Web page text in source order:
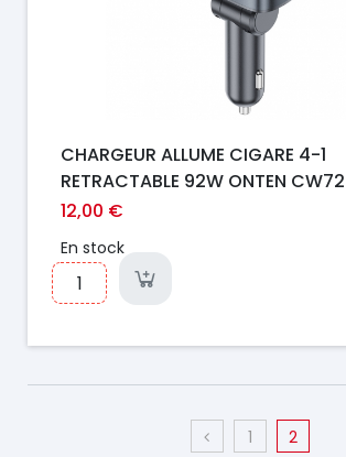
CHARGEUR ALLUME CIGARE 4-1
RETRACTABLE 92W ONTEN CW72
12,00 €
En stock
1 2